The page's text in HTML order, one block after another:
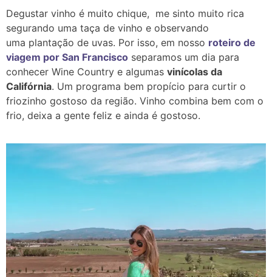
Degustar vinho é muito chique, me sinto muito rica
segurando uma taça de vinho e observando
uma plantação de uvas. Por isso, em nosso roteiro de
viagem por San Francisco separamos um dia para
conhecer Wine Country e algumas vinícolas da
Califórnia. Um programa bem propício para curtir o
friozinho gostoso da região. Vinho combina bem com o
frio, deixa a gente feliz e ainda é gostoso.